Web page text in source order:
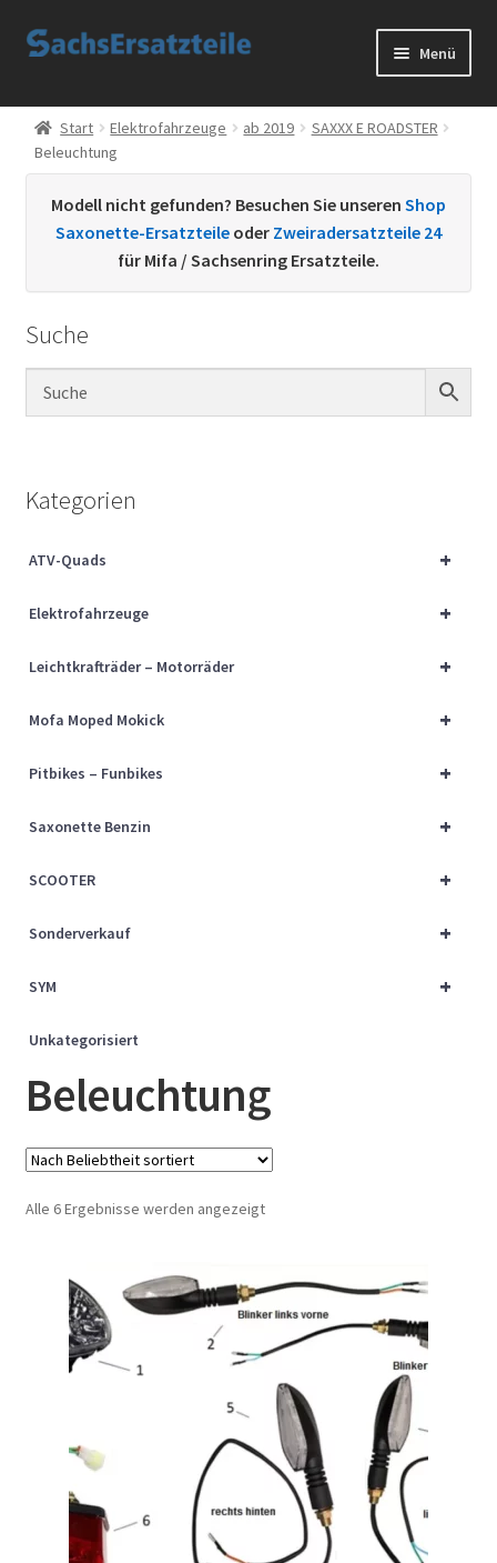
Zur
Zum
Menü
Start
AGB
Datenschutzerklärung
Kontakt
Sachs Ersatzteile
Über uns
Start Elektrofahrzeuge ab 2019
SAXXX E ROADSTER
Beleuchtung
Modell nicht gefunden? Besuchen Sie unseren Shop
Saxonette-Ersatzteile oder Zweiradersatzteile 24
für Mifa / Sachsenring Ersatzteile.
Suche
Kategorien
+
ATV-Quads
+
Elektrofahrzeuge
+
Leichtkrafträder – Motorräder
+
Mofa Moped Mokick
+
Pitbikes – Funbikes
+
Saxonette Benzin
+
SCOOTER
+
Sonderverkauf
+
SYM
Unkategorisiert
Beleuchtung
Alle 6 Ergebnisse werden angezeigtNach